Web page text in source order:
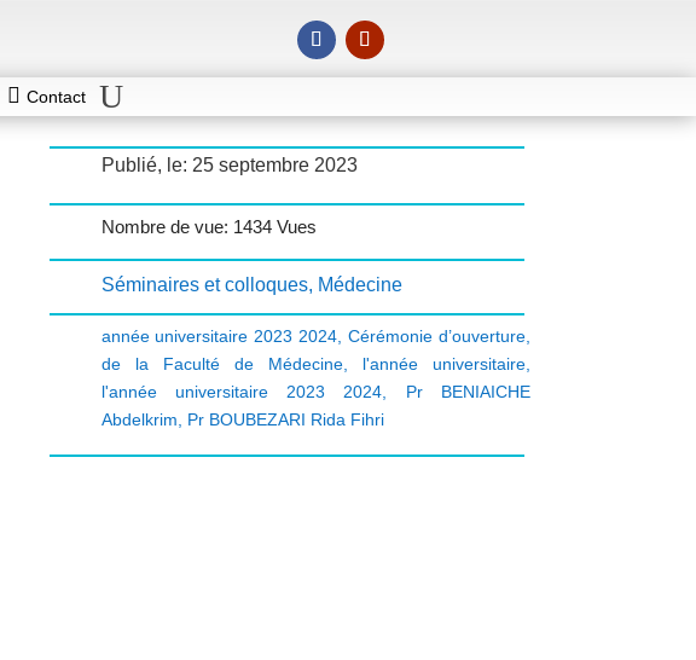
Contact
Publié, le: 25 septembre 2023
Nombre de vue: 1434 Vues
Séminaires et colloques, Médecine
année universitaire 2023 2024, Cérémonie d’ouverture,
de la Faculté de Médecine, l'année universitaire,
l'année universitaire 2023 2024, Pr BENIAICHE
Abdelkrim, Pr BOUBEZARI Rida Fihri